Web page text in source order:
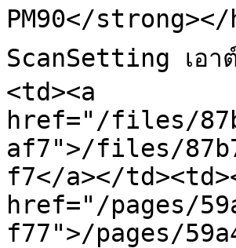
PM90</
ScanSetting เอา
<td><a
href="/files/
af7">/files/
f7</a></
href="/pages/
f77">/pages/